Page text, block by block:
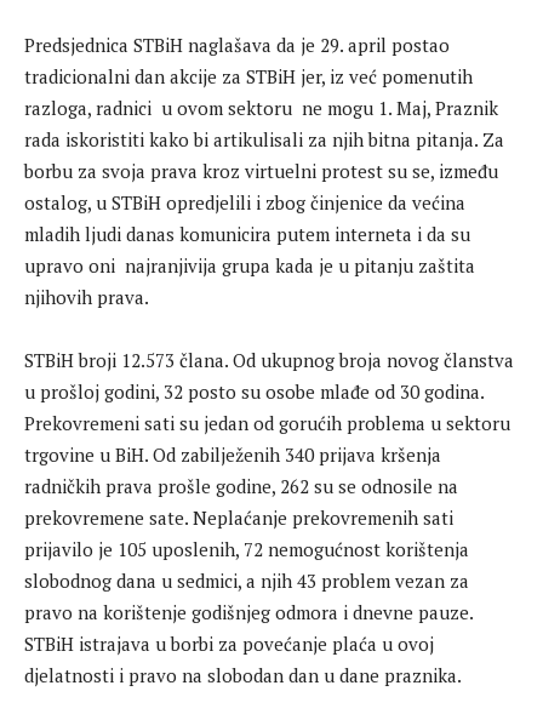
Predsjednica STBiH naglašava da je 29. april postao
tradicionalni dan akcije za STBiH jer, iz već pomenutih
razloga, radnici u ovom sektoru ne mogu 1. Maj, Praznik
rada iskoristiti kako bi artikulisali za njih bitna pitanja. Za
borbu za svoja prava kroz virtuelni protest su se, između
ostalog, u STBiH opredjelili i zbog činjenice da većina
mladih ljudi danas komunicira putem interneta i da su
upravo oni najranjivija grupa kada je u pitanju zaštita
njihovih prava.
STBiH broji 12.573 člana. Od ukupnog broja novog članstva
u prošloj godini, 32 posto su osobe mlađe od 30 godina.
Prekovremeni sati su jedan od gorućih problema u sektoru
trgovine u BiH. Od zabilježenih 340 prijava kršenja
radničkih prava prošle godine, 262 su se odnosile na
prekovremene sate. Neplaćanje prekovremenih sati
prijavilo je 105 uposlenih, 72 nemogućnost korištenja
slobodnog dana u sedmici, a njih 43 problem vezan za
pravo na korištenje godišnjeg odmora i dnevne pauze.
STBiH istrajava u borbi za povećanje plaća u ovoj
djelatnosti i pravo na slobodan dan u dane praznika.